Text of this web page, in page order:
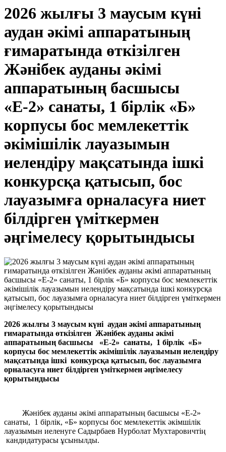
2026 жылғы 3 маусым күні
аудан әкімі аппаратының
ғимаратында өткізілген
Жәнібек ауданы әкімі
аппаратының басшысы
«Е-2» санаты, 1 бірлік «Б»
корпусы бос мемлекеттік
әкімішілік лауазымын
иелендіру мақсатында ішкі
конкурсқа қатысып, бос
лауазымға орналасуға ниет
білдірген үміткермен
әңгімелесу қорытындысы
2026 жылғы 3 маусым күні аудан әкімі аппаратының
ғимаратында өткізілген Жәнібек ауданы әкімі
аппаратының басшысы «Е-2» санаты, 1 бірлік «Б»
корпусы бос мемлекеттік әкімішілік лауазымын иелендіру
мақсатында ішкі конкурсқа қатысып, бос лауазымға
орналасуға ниет білдірген үміткермен әңгімелесу
қорытындысы
Жәнібек ауданы әкімі аппаратының басшысы «Е-2»
санаты, 1 бірлік, «Б» корпусы бос мемлекеттік әкімшілік
лауазымын иеленуге Садырбаев Нурболат Мухтаровичтің
кандидатурасы ұсынылды.